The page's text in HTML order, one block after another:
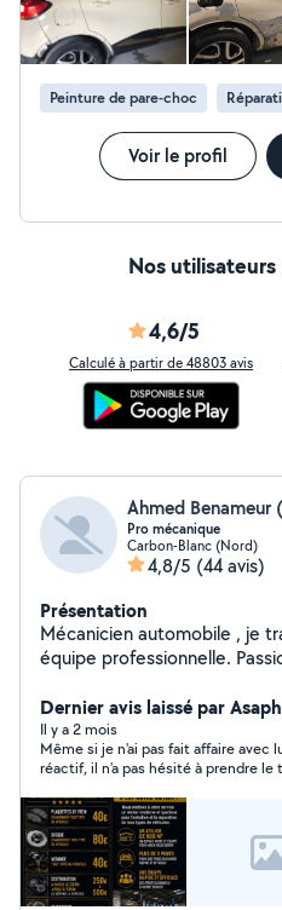
Peinture de pare-choc
Voir le profil
Nos
4,6/5
Calculé à partir de 48803 avis
Ahmed Benameur
Pro mécanique
Carbon-Blanc (Nord)
4,8/5 (44 avis)
Présentation
Mécanicien automobile , je travaille en atelier avec une
équipe professionnelle.
prestations d'entretien et de
freins, pneus, diagnostics et
diverses. Sérieux et
propre et soigné avec des
Diagnostic offert pour toute panne
payement possible À partire
Dernier avis laissé par
Il y a 2 mois
Même si je n'ai pas fait affaire avec
réactif, il n'a pas hésité à prendre